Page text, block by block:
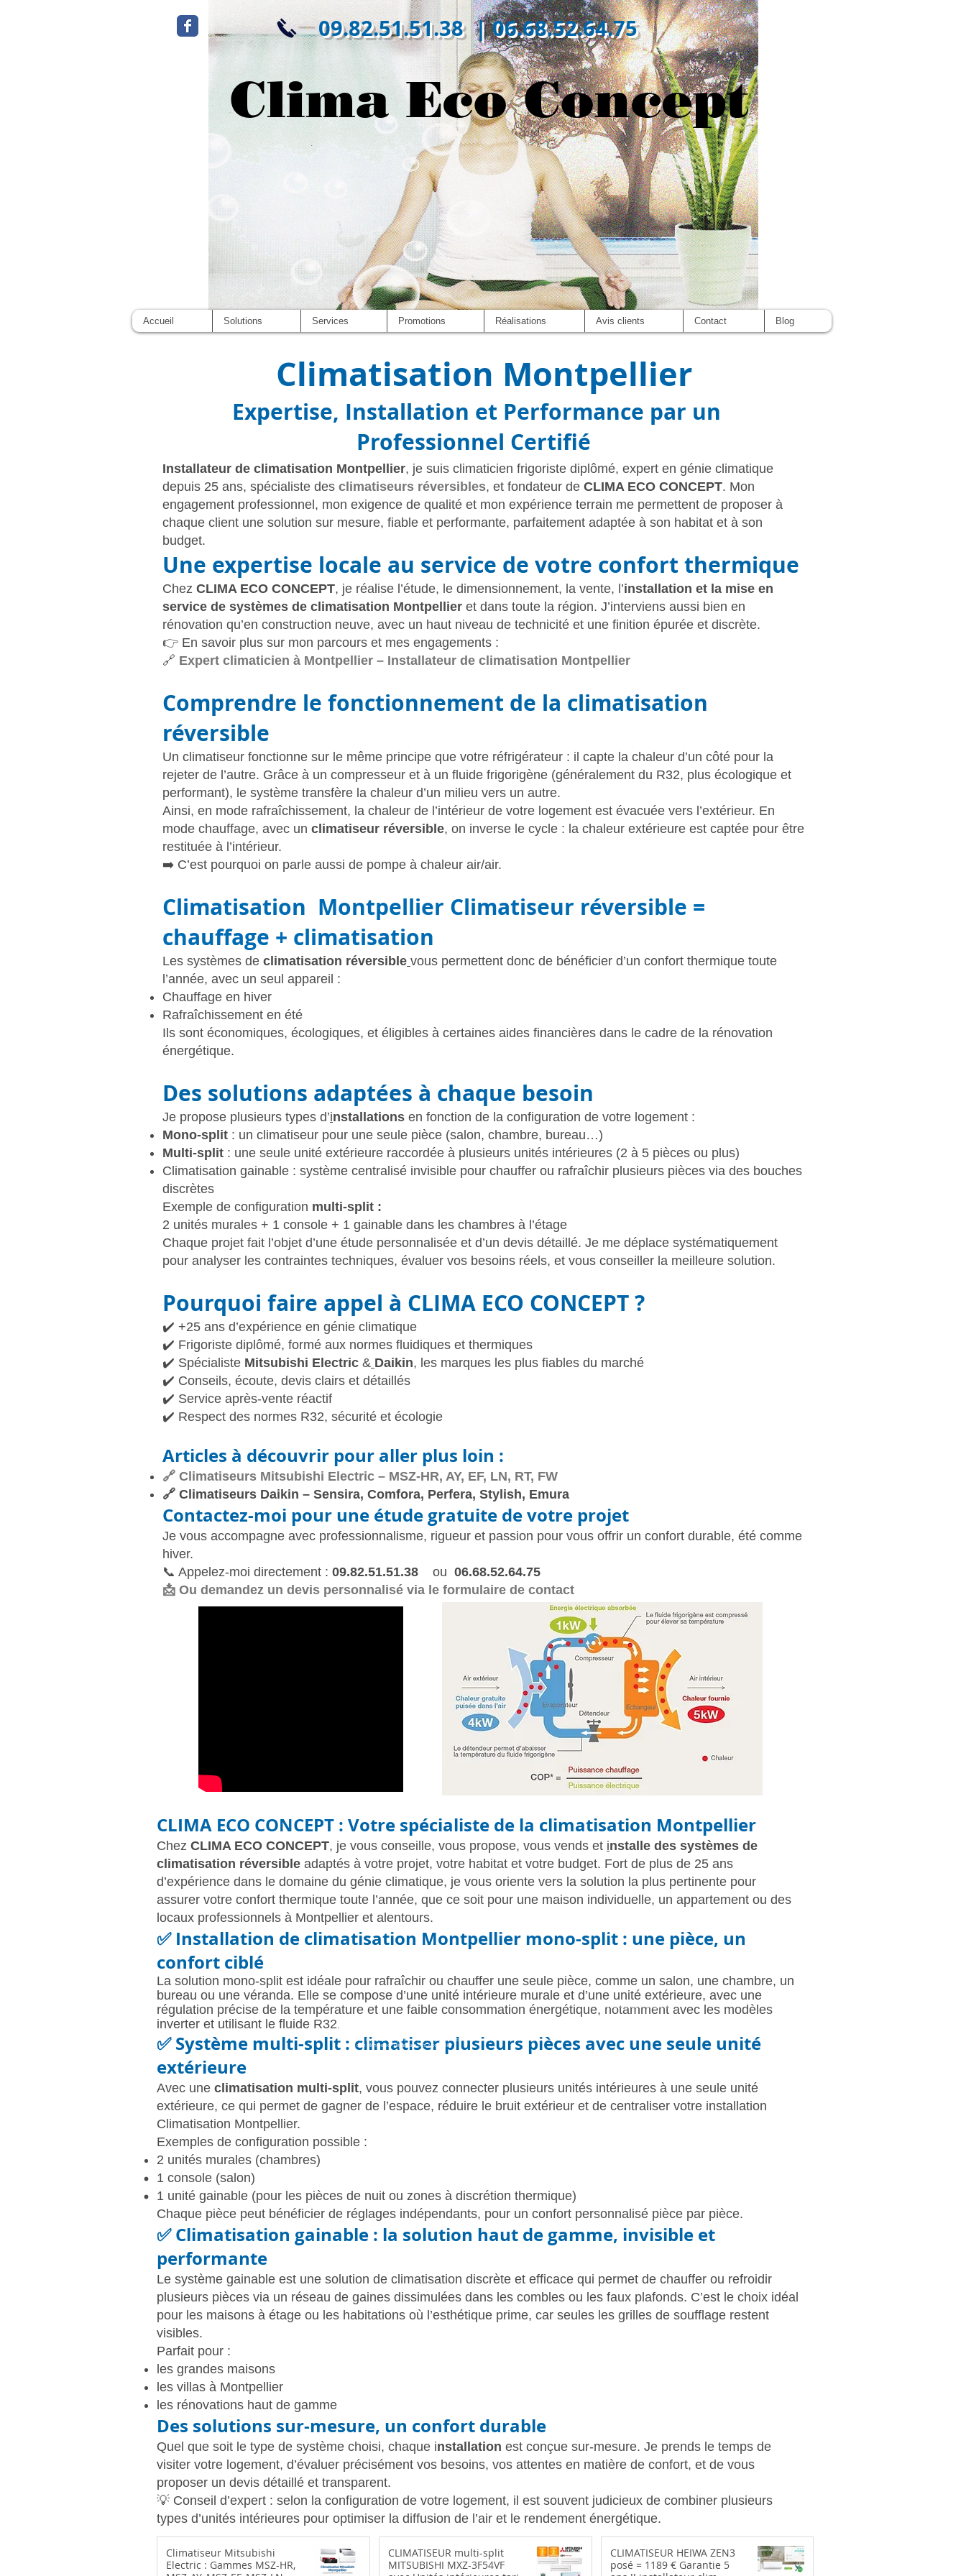
09.82.51.51.38 | 06.68.52.64.75
Clima Eco Concept
Accueil Solutions Services Promotions Réalisations Avis clients Contact Blog
Climatisation Montpellier
Expertise, Installation et Performance par un
Professionnel Certifié
Installateur de climatisation Montpellier, je suis climaticien frigoriste diplômé, expert en génie climatique
depuis 25 ans, spécialiste des climatiseurs réversibles, et fondateur de CLIMA ECO CONCEPT. Mon
engagement professionnel, mon exigence de qualité et mon expérience terrain me permettent de proposer à
chaque client une solution sur mesure, fiable et performante, parfaitement adaptée à son habitat et à son
budget.
Une expertise locale au service de votre confort thermique
Chez CLIMA ECO CONCEPT, je réalise l’étude, le dimensionnement, la vente, l’installation et la mise en
service de systèmes de climatisation Montpellier et dans toute la région. J’interviens aussi bien en
rénovation qu’en construction neuve, avec un haut niveau de technicité et une finition épurée et discrète.
👉 En savoir plus sur mon parcours et mes engagements :
🔗 Expert climaticien à Montpellier – Installateur de climatisation Montpellier
Comprendre le fonctionnement de la climatisation
réversible
Un climatiseur fonctionne sur le même principe que votre réfrigérateur : il capte la chaleur d’un côté pour la
rejeter de l’autre. Grâce à un compresseur et à un fluide frigorigène (généralement du R32, plus écologique et
performant), le système transfère la chaleur d’un milieu vers un autre.
Ainsi, en mode rafraîchissement, la chaleur de l’intérieur de votre logement est évacuée vers l’extérieur. En
mode chauffage, avec un climatiseur réversible, on inverse le cycle : la chaleur extérieure est captée pour être
restituée à l’intérieur.
➡️ C’est pourquoi on parle aussi de pompe à chaleur air/air.
Climatisation Montpellier Climatiseur réversible =
chauffage + climatisation
Les systèmes de climatisation réversible vous permettent donc de bénéficier d’un confort thermique toute
l’année, avec un seul appareil :
Chauffage en hiver
Rafraîchissement en été
Ils sont économiques, écologiques, et éligibles à certaines aides financières dans le cadre de la rénovation
énergétique.
Des solutions adaptées à chaque besoin
Je propose plusieurs types d’installations en fonction de la configuration de votre logement :
Mono-split : un climatiseur pour une seule pièce (salon, chambre, bureau…)
Multi-split : une seule unité extérieure raccordée à plusieurs unités intérieures (2 à 5 pièces ou plus)
Climatisation gainable : système centralisé invisible pour chauffer ou rafraîchir plusieurs pièces via des bouches
discrètes
Exemple de configuration multi-split :
2 unités murales + 1 console + 1 gainable dans les chambres à l’étage
Chaque projet fait l’objet d’une étude personnalisée et d’un devis détaillé. Je me déplace systématiquement
pour analyser les contraintes techniques, évaluer vos besoins réels, et vous conseiller la meilleure solution.
Pourquoi faire appel à CLIMA ECO CONCEPT ?
✔️ +25 ans d’expérience en génie climatique
✔️ Frigoriste diplômé, formé aux normes fluidiques et thermiques
✔️ Spécialiste Mitsubishi Electric & Daikin, les marques les plus fiables du marché
✔️ Conseils, écoute, devis clairs et détaillés
✔️ Service après-vente réactif
✔️ Respect des normes R32, sécurité et écologie
Articles à découvrir pour aller plus loin :
🔗 Climatiseurs Mitsubishi Electric – MSZ-HR, AY, EF, LN, RT, FW
🔗 Climatiseurs Daikin – Sensira, Comfora, Perfera, Stylish, Emura
Contactez-moi pour une étude gratuite de votre projet
Je vous accompagne avec professionnalisme, rigueur et passion pour vous offrir un confort durable, été comme
hiver.
📞 Appelez-moi directement : 09.82.51.51.38 ou 06.68.52.64.75
📩 Ou demandez un devis personnalisé via le formulaire de contact
Climatisation Montpellier
Installation de climatisation Montpellier
Clim réversible Montpellier -clima eco conccept - Clim réversible St Gély du Fesc Clima eco conceprt- Clim réversible Castelnau le Lez
clima eco concept- clim réversible Juvignac Clima eco concept- clim réversible Lattes clima eco concept - Clim réversible Montferrier sur lez
clima eco concept-clim réversible St Jean de Vedas- clim réversible Grabels clima eco concept- clim réversible Jacou clima eco concept
CLIMA ECO CONCEPT : Votre spécialiste de la climatisation Montpellier
Chez CLIMA ECO CONCEPT, je vous conseille, vous propose, vous vends et installe des systèmes de
climatisation réversible adaptés à votre projet, votre habitat et votre budget. Fort de plus de 25 ans
d’expérience dans le domaine du génie climatique, je vous oriente vers la solution la plus pertinente pour
assurer votre confort thermique toute l’année, que ce soit pour une maison individuelle, un appartement ou des
locaux professionnels à Montpellier et alentours.
✅ Installation de climatisation Montpellier mono-split : une pièce, un
confort ciblé
La solution mono-split est idéale pour rafraîchir ou chauffer une seule pièce, comme un salon, une chambre, un
bureau ou une véranda. Elle se compose d’une unité intérieure murale et d’une unité extérieure, avec une
régulation précise de la température et une faible consommation énergétique, notamment avec les modèles
inverter et utilisant le fluide R32
✅Système multi-split : climatiser plusieurs pièces avec une seule unité
extérieure
Avec une climatisation multi-split, vous pouvez connecter plusieurs unités intérieures à une seule unité
extérieure, ce qui permet de gagner de l’espace, réduire le bruit extérieur et de centraliser votre installation
Climatisation Montpellier.
Exemples de configuration possible :
2 unités murales (chambres)
1 console (salon)
1 unité gainable (pour les pièces de nuit ou zones à discrétion thermique)
Chaque pièce peut bénéficier de réglages indépendants, pour un confort personnalisé pièce par pièce.
✅ Climatisation gainable : la solution haut de gamme, invisible et
performante
Le système gainable est une solution de climatisation discrète et efficace qui permet de chauffer ou refroidir
plusieurs pièces via un réseau de gaines dissimulées dans les combles ou les faux plafonds. C’est le choix idéal
pour les maisons à étage ou les habitations où l’esthétique prime, car seules les grilles de soufflage restent
visibles.
Parfait pour :
les grandes maisons
les villas à Montpellier
les rénovations haut de gamme
Des solutions sur-mesure, un confort durable
Quel que soit le type de système choisi, chaque installation est conçue sur-mesure. Je prends le temps de
visiter votre logement, d’évaluer précisément vos besoins, vos attentes en matière de confort, et de vous
proposer un devis détaillé et transparent.
💡 Conseil d’expert : selon la configuration de votre logement, il est souvent judicieux de combiner plusieurs
types d’unités intérieures pour optimiser la diffusion de l’air et le rendement énergétique.
clim réversible Mitsubishi Montpellier
Clima réversible Daikin Montpellier
climatisation réversible Montpellier- clim réversible Mitsubishi - Artisan clim Mitsubishi Montpellier-
entretien clim Montpellier- Dépannage clim Montpellier
Climatiseur Mitsubishi
Electric : Gammes MSZ-HR,
CLIMATISEUR multi-split
MITSUBISHI MXZ-3F54VF
CLIMATISEUR HEIWA ZEN3
posé = 1189 € Garantie 5